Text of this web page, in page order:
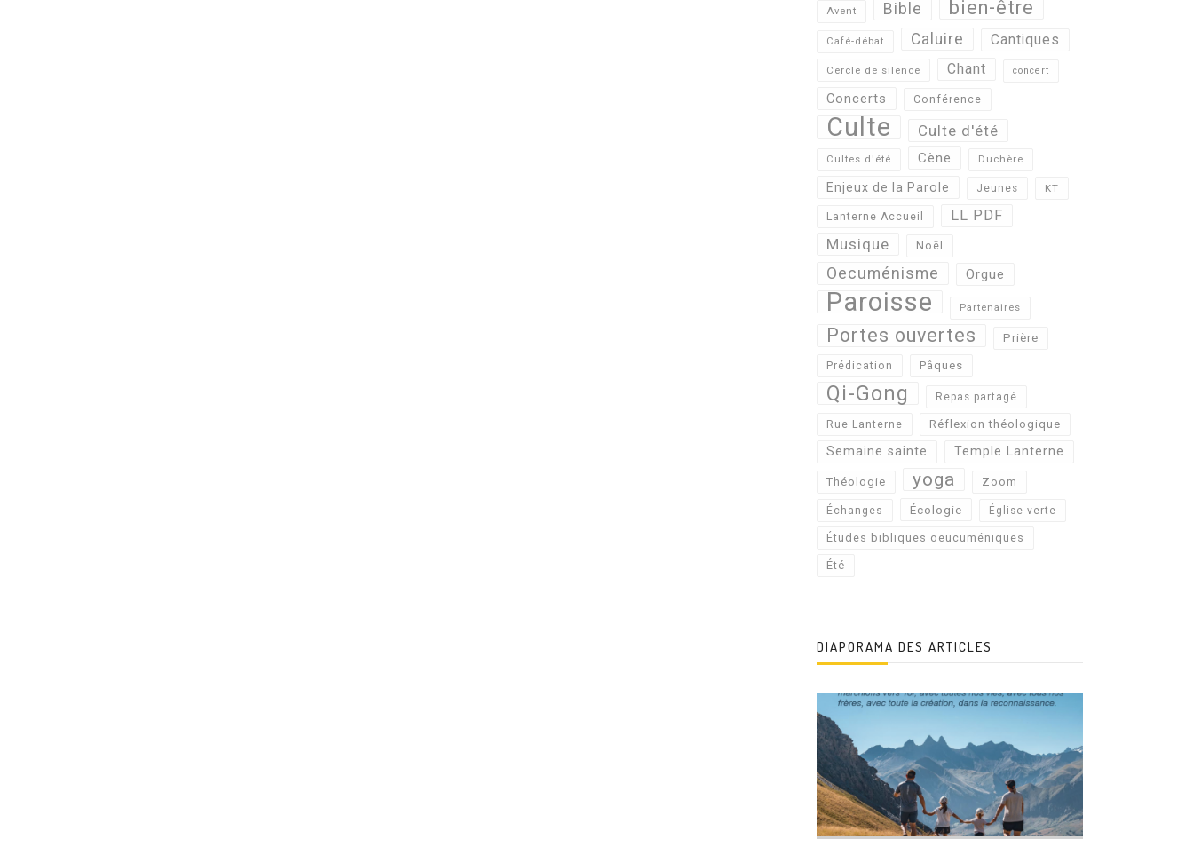
Avent Bible bien-être
Café-débat Caluire Cantiques
Cercle de silence Chant concert
Concerts Conférence
Culte Culte d'été
Cultes d'été Cène Duchère
Enjeux de la Parole Jeunes KT
Lanterne Accueil LL PDF
Musique Noël
Oecuménisme Orgue
Paroisse Partenaires
Portes ouvertes Prière
Prédication Pâques
Qi-Gong Repas partagé
Rue Lanterne Réflexion théologique
Semaine sainte Temple Lanterne
Théologie yoga Zoom
Échanges Écologie Église verte
Études bibliques oeucuméniques
Été
DIAPORAMA DES ARTICLES